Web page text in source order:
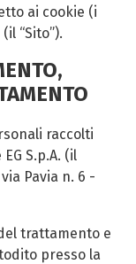
ai cookie (i
“Sito”).
raccolti
S.p.A. (il
Pavia n. 6 -
trattamento e
presso la